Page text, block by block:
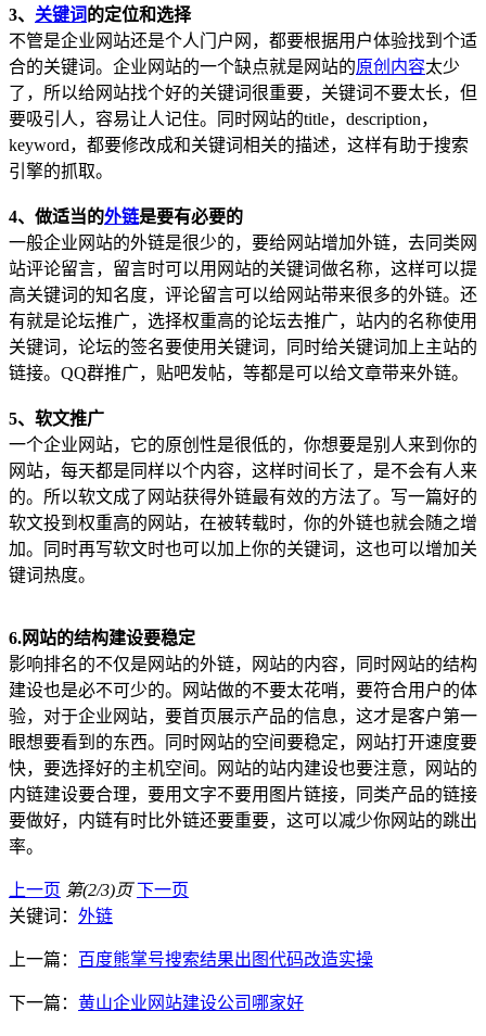
3、 关键词的定位和选择
不管是企业网站还是个人门户网，都要根据用户体验找到个适
合的关键词。企业网站的一个缺点就是网站的原创内容太少
了，所以给网站找个好的关键词很重要，关键词不要太长，但
要吸引人，容易让人记住。同时网站的title，description，
keyword，都要修改成和关键词相关的描述，这样有助于搜索
引擎的抓取。
4、做适当的外链是要有必要的
一般企业网站的外链是很少的，要给网站增加外链，去同类网
站评论留言，留言时可以用网站的关键词做名称，这样可以提
高关键词的知名度，评论留言可以给网站带来很多的外链。还
有就是论坛推广，选择权重高的论坛去推广，站内的名称使用
关键词，论坛的签名要使用关键词，同时给关键词加上主站的
链接。QQ群推广，贴吧发帖，等都是可以给文章带来外链。
5、软文推广
一个企业网站，它的原创性是很低的，你想要是别人来到你的
网站，每天都是同样以个内容，这样时间长了，是不会有人来
的。所以软文成了网站获得外链最有效的方法了。写一篇好的
软文投到权重高的网站，在被转载时，你的外链也就会随之增
加。同时再写软文时也可以加上你的关键词，这也可以增加关
键词热度。
6.网站的结构建设要稳定
影响排名的不仅是网站的外链，网站的内容，同时网站的结构
建设也是必不可少的。网站做的不要太花哨，要符合用户的体
验，对于企业网站，要首页展示产品的信息，这才是客户第一
眼想要看到的东西。同时网站的空间要稳定，网站打开速度要
快，要选择好的主机空间。网站的站内建设也要注意，网站的
内链建设要合理，要用文字不要用图片链接，同类产品的链接
要做好，内链有时比外链还要重要，这可以减少你网站的跳出
率。
上一页 第(2/3)页 下一页
关键词： 外链
上一篇： 百度熊掌号搜索结果出图代码改造实操
下一篇： 黄山企业网站建设公司哪家好